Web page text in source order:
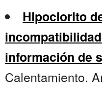
Hipoclorito
información de
Calentamiento.